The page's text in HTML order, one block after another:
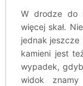
W drodze do
więcej skał.
jednak jeszcze
kamieni jest
wypadek,
widok